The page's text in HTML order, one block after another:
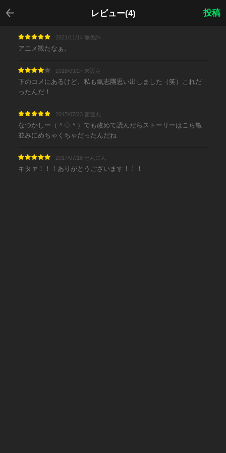
レビュー(4)
戻る
投稿
2021/11/14 無免許
アニメ観たなぁ。
2018/09/27 未設定
下のコメにあるけど、私も氣志團思い出しました（笑）これだ
ったんだ！
2017/07/23 音速丸
なつかしー（＾◇＾）でも改めて読んだらストーリーはこち亀
並みにめちゃくちゃだったんだね
2017/07/18 せんにん
キタァ！！！ありがとうございます！！！